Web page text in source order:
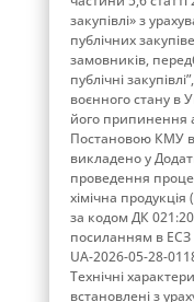
закупівлі» з
публічних
замовників,
публічні
воєнного стану в
його припинення
Постановою КМУ
викладено у
проведення
хімічна продукція
за кодом ДК
посиланням в
UA-2026-05-28-
Технічні
встановлені з